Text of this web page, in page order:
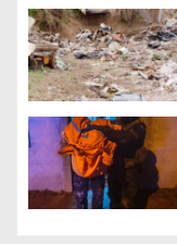
t
r
a
d
a